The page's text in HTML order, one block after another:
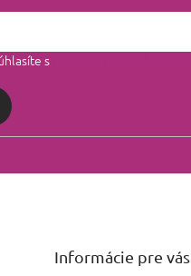
s
Informácie pre vás